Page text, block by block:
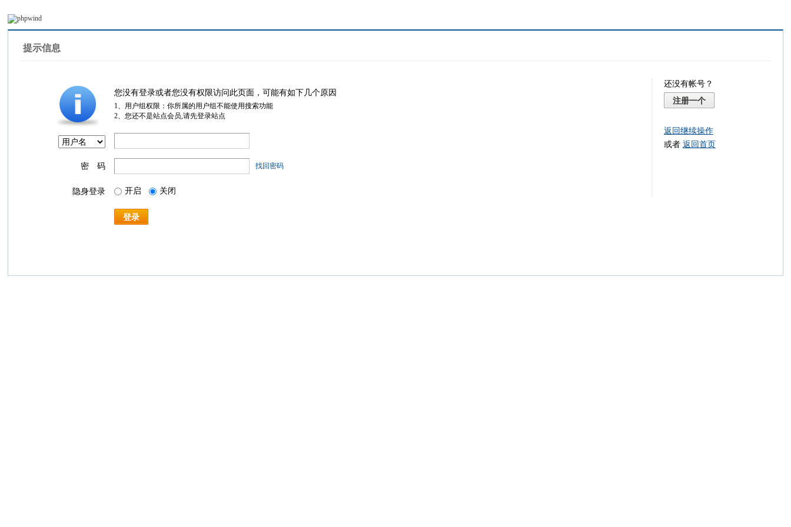
提示信息
您没有登录或者您没有权限访问此页面，可能有如下几个原因
1、用户组权限：你所属的用户组不能使用搜索功能
2、您还不是站点会员,请先登录站点
密 码 找回密码
隐身登录 开启 关闭
登录
还没有帐号？
注册一个
返回继续操作
或者 返回首页